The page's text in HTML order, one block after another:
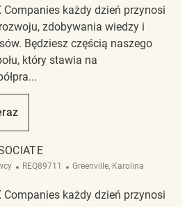
Companies każdy dzień przynosi
zdobywania wiedzy i
Będziesz częścią naszego
który stawia na
REQ111123
Supervisor
ReqId
REQ89711 Lokalizacja
Greenville, Karolina
Companies każdy dzień przynosi